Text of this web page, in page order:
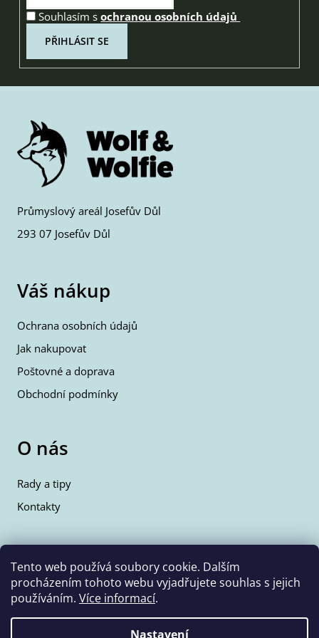
Tento web používá soubory cookie. Dalším
procházením tohoto webu vyjadřujete souhlas s jejich
používáním. Více informací.
Nastavení
Souhlasím sochranou osobních údajů
PŘIHLÁSIT SE
Průmyslový areál Josefův Důl
293 07 Josefův Důl
Váš nákup
Ochrana osobních údajů
Jak nakupovat
Poštovné a doprava
Obchodní podmínky
O nás
Rady a tipy
Kontakty
Kontakty
info@wolfie.cz
+420 777 350 662